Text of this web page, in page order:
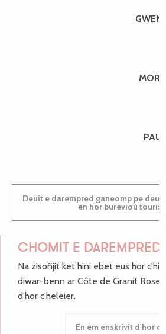
Deuit e darempred ganeomp pe deuit da welet ac'hanomp
en hor burevioù
CHOMIT E DAREMPRED !
Na zisoñjit ket hini ebet eus hor
diwar-benn ar Côte de Granit Rose,
d'hor c'heleier.
En em enskrivit d'hor